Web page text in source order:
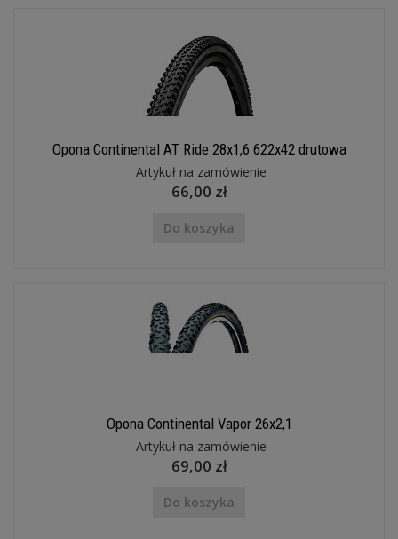
Opona Continental AT Ride 28x1,6 622x42 drutowa
Artykuł na zamówienie
66,00 zł
Do koszyka
Opona Continental Vapor 26x2,1
Artykuł na zamówienie
69,00 zł
Do koszyka